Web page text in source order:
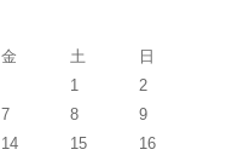
金 土
日
1
2
7 8
9
14 15
16